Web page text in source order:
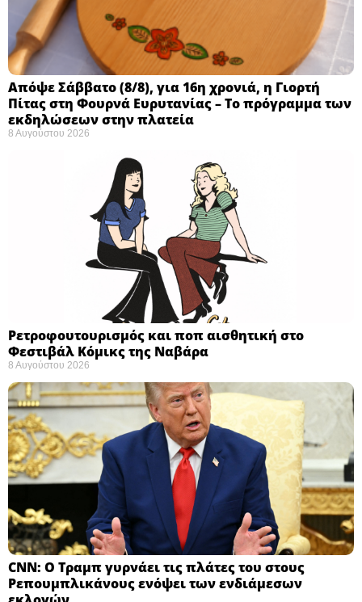
Απόψε Σάββατο (8/8), για 16η χρονιά, η Γιορτή
Πίτας στη Φουρνά Ευρυτανίας – Το πρόγραμμα των
εκδηλώσεων στην πλατεία
8 Αυγούστου 2026
Ρετροφουτουρισμός και ποπ αισθητική στο
Φεστιβάλ Κόμικς της Ναβάρα ​
8 Αυγούστου 2026
CNN: Ο Τραμπ γυρνάει τις πλάτες του στους
Ρεπουμπλικάνους ενόψει των ενδιάμεσων